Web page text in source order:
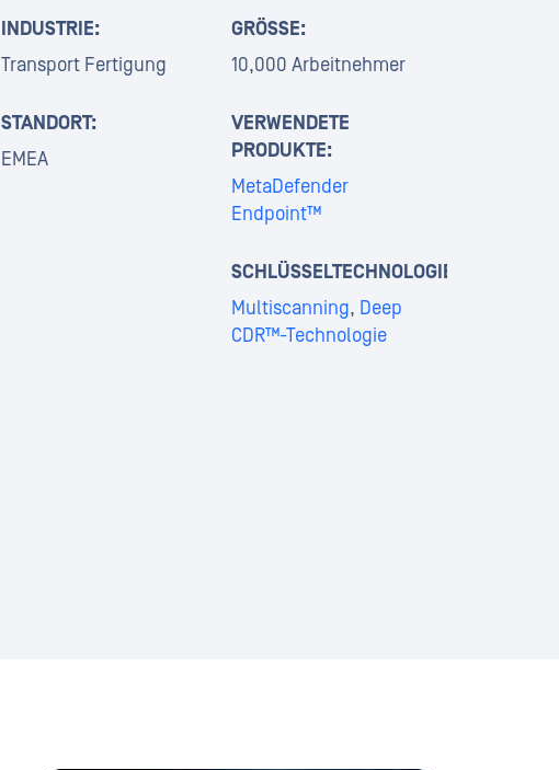
INDUSTRIE:
Transport Fertigung
STANDORT:
EMEA
GRÖSSE:
10,000 Arbeitnehmer
VERWENDETE
PRODUKTE:
MetaDefender
Endpoint™
SCHLÜSSELTECHNOLOGIEN:
Multiscanning, Deep
CDR™-Technologie